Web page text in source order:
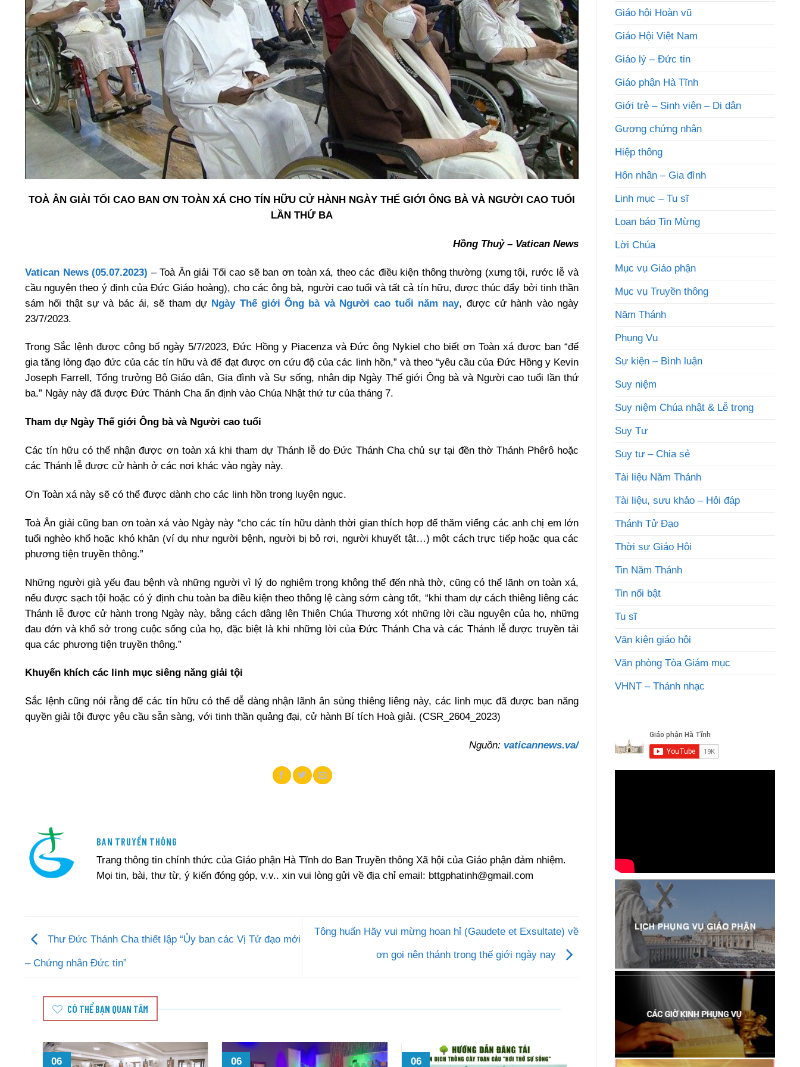
TOÀ ÂN GIẢI TỐI CAO BAN ƠN TOÀN XÁ CHO TÍN HỮU CỬ HÀNH NGÀY THẾ GIỚI ÔNG BÀ VÀ NGƯỜI CAO TUỔI
LẦN THỨ BA
Hồng Thuỷ – Vatican News
Vatican News (05.07.2023) – Toà Ân giải Tối cao sẽ ban ơn toàn xá, theo các điều kiện thông thường (xưng tội, rước lễ và
cầu nguyện theo ý định của Đức Giáo hoàng), cho các ông bà, người cao tuổi và tất cả tín hữu, được thúc đẩy bởi tinh thần
sám hối thật sự và bác ái, sẽ tham dự Ngày Thế giới Ông bà và Người cao tuổi năm nay, được cử hành vào ngày
23/7/2023.
Trong Sắc lệnh được công bố ngày 5/7/2023, Đức Hồng y Piacenza và Đức ông Nykiel cho biết ơn Toàn xá được ban “để
gia tăng lòng đạo đức của các tín hữu và để đạt được ơn cứu độ của các linh hồn,” và theo “yêu cầu của Đức Hồng y Kevin
Joseph Farrell, Tổng trưởng Bộ Giáo dân, Gia đình và Sự sống, nhân dịp Ngày Thế giới Ông bà và Người cao tuổi lần thứ
ba.” Ngày này đã được Đức Thánh Cha ấn định vào Chúa Nhật thứ tư của tháng 7.
Tham dự Ngày Thế giới Ông bà và Người cao tuổi
Các tín hữu có thể nhận được ơn toàn xá khi tham dự Thánh lễ do Đức Thánh Cha chủ sự tại đền thờ Thánh Phêrô hoặc
các Thánh lễ được cử hành ở các nơi khác vào ngày này.
Ơn Toàn xá này sẽ có thể được dành cho các linh hồn trong luyện ngục.
Toà Ân giải cũng ban ơn toàn xá vào Ngày này “cho các tín hữu dành thời gian thích hợp để thăm viếng các anh chị em lớn
tuổi nghèo khổ hoặc khó khăn (ví dụ như người bệnh, người bị bỏ rơi, người khuyết tật…) một cách trực tiếp hoặc qua các
phương tiện truyền thông.”
Những người già yếu đau bệnh và những người vì lý do nghiêm trọng không thể đến nhà thờ, cũng có thể lãnh ơn toàn xá,
nếu được sạch tội hoặc có ý định chu toàn ba điều kiện theo thông lệ càng sớm càng tốt, “khi tham dự cách thiêng liêng các
Thánh lễ được cử hành trong Ngày này, bằng cách dâng lên Thiên Chúa Thương xót những lời cầu nguyện của họ, những
đau đớn và khổ sở trong cuộc sống của họ, đặc biệt là khi những lời của Đức Thánh Cha và các Thánh lễ được truyền tải
qua các phương tiện truyền thông.”
Khuyến khích các linh mục siêng năng giải tội
Sắc lệnh cũng nói rằng để các tín hữu có thể dễ dàng nhận lãnh ân sủng thiêng liêng này, các linh mục đã được ban năng
quyền giải tội được yêu cầu sẵn sàng, với tinh thần quảng đại, cử hành Bí tích Hoà giải. (CSR_2604_2023)
Nguồn: vaticannews.va/
BAN TRUYỀN THÔNG
Trang thông tin chính thức của Giáo phận Hà Tĩnh do Ban Truyền thông Xã hội của Giáo phận đảm nhiệm.
Mọi tin, bài, thư từ, ý kiến đóng góp, v.v.. xin vui lòng gửi về địa chỉ email: bttgphatinh@gmail.com
Thư Đức Thánh Cha thiết lập “Ủy ban các Vị Tử đạo mới
– Chứng nhân Đức tin”
Tông huấn Hãy vui mừng hoan hỉ (Gaudete et Exsultate) về
ơn gọi nên thánh trong thế giới ngày nay
CÓ THỂ BẠN QUAN TÂM
06 06 06 06
Giáo hội Hoàn vũ
Giáo Hội Việt Nam
Giáo lý – Đức tin
Giáo phận Hà Tĩnh
Giới trẻ – Sinh viên – Di dân
Gương chứng nhân
Hiệp thông
Hôn nhân – Gia đình
Linh mục – Tu sĩ
Loan báo Tin Mừng
Lời Chúa
Mục vụ Giáo phận
Mục vụ Truyền thông
Năm Thánh
Phụng Vụ
Sự kiện – Bình luận
Suy niệm
Suy niệm Chúa nhật & Lễ trọng
Suy Tư
Suy tư – Chia sẻ
Tài liệu Năm Thánh
Tài liệu, sưu khảo – Hỏi đáp
Thánh Tử Đạo
Thời sự Giáo Hội
Tin Năm Thánh
Tin nổi bật
Tu sĩ
Văn kiện giáo hội
Văn phòng Tòa Giám mục
VHNT – Thánh nhạc